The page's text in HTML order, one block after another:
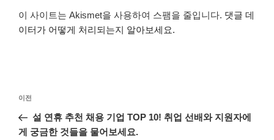
이 사이트는 Akismet을 사용하여 스팸을 줄입니다. 댓글 데
이터가 어떻게 처리되는지 알아보세요.
글
색
이
전
글
이전
설 연휴 추천 채용 기업 TOP 10! 취업 선배와 지원자에
게 궁금한 것들을 물어보세요.